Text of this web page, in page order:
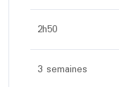
2h50
3 semaines